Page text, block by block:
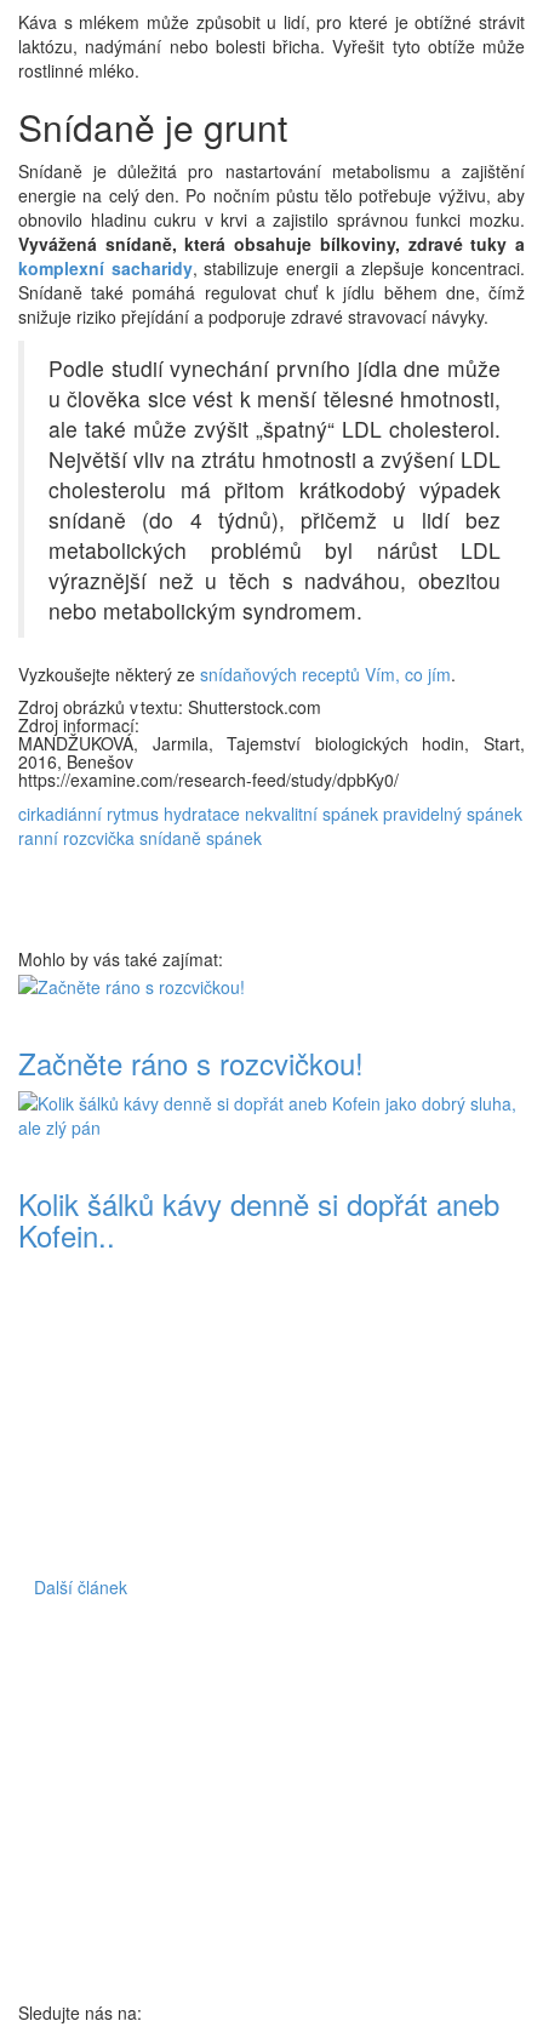
Káva s mlékem může způsobit u lidí, pro které je obtížné strávit
laktózu, nadýmání nebo bolesti břicha. Vyřešit tyto obtíže může
rostlinné mléko.
Snídaně je grunt
Snídaně je důležitá pro nastartování metabolismu a zajištění
energie na celý den. Po nočním půstu tělo potřebuje výživu, aby
obnovilo hladinu cukru v krvi a zajistilo správnou funkci mozku.
Vyvážená snídaně, která obsahuje bílkoviny, zdravé tuky a
komplexní sacharidy, stabilizuje energii a zlepšuje koncentraci.
Snídaně také pomáhá regulovat chuť k jídlu během dne, čímž
snižuje riziko přejídání a podporuje zdravé stravovací návyky.
Podle studií vynechání prvního jídla dne může
u člověka sice vést k menší tělesné hmotnosti,
ale také může zvýšit „špatný“ LDL cholesterol.
Největší vliv na ztrátu hmotnosti a zvýšení LDL
cholesterolu má přitom krátkodobý výpadek
snídaně (do 4 týdnů), přičemž u lidí bez
metabolických problémů byl nárůst LDL
výraznější než u těch s nadváhou, obezitou
nebo metabolickým syndromem.
Vyzkoušejte některý ze snídaňových receptů Vím, co jím.
Zdroj obrázků v textu: Shutterstock.com
Zdroj informací:
MANDŽUKOVÁ, Jarmila, Tajemství biologických hodin, Start,
2016, Benešov
https://examine.com/research-feed/study/dpbKy0/
cirkadiánní rytmus hydratace nekvalitní spánek pravidelný spánek
ranní rozcvička snídaně spánek
Mohlo by vás také zajímat:
Začněte ráno s rozcvičkou!
Kolik šálků kávy denně si dopřát aneb
Kofein..
Další článek
Sledujte nás na: